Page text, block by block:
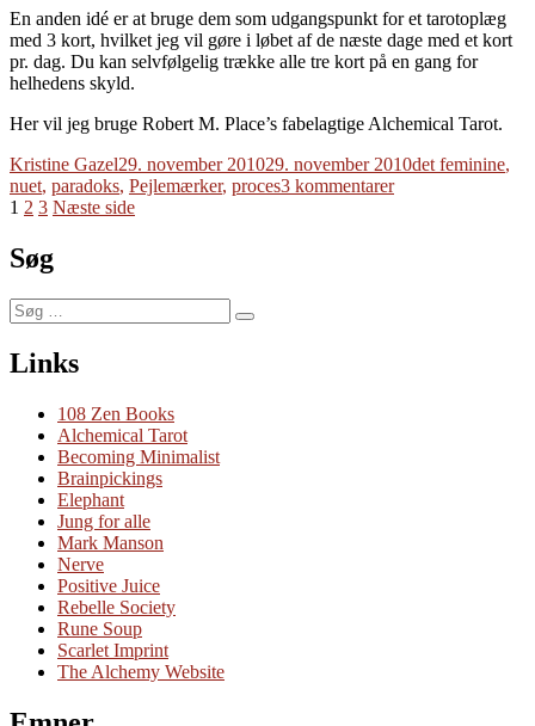
En anden idé er at bruge dem som udgangspunkt for et tarotoplæg
med 3 kort, hvilket jeg vil gøre i løbet af de næste dage med et kort
pr. dag. Du kan selvfølgelig trække alle tre kort på en gang for
helhedens skyld.
Her vil jeg bruge Robert M. Place’s fabelagtige Alchemical Tarot.
Forfatter
Kristine GazelUdgivet
29. november 201029. november 2010Tags
det feminine,
nuet, paradoks, Pejlemærker, proces3 kommentarertil
Indlægsinddeling
Side
1 Side
2 Side
3 Næste side
Søg
Søg
efter:
Søg
Links
108 Zen Books
Alchemical Tarot
Becoming Minimalist
Brainpickings
Elephant
Jung for alle
Mark Manson
Nerve
Positive Juice
Rebelle Society
Rune Soup
Scarlet Imprint
The Alchemy Website